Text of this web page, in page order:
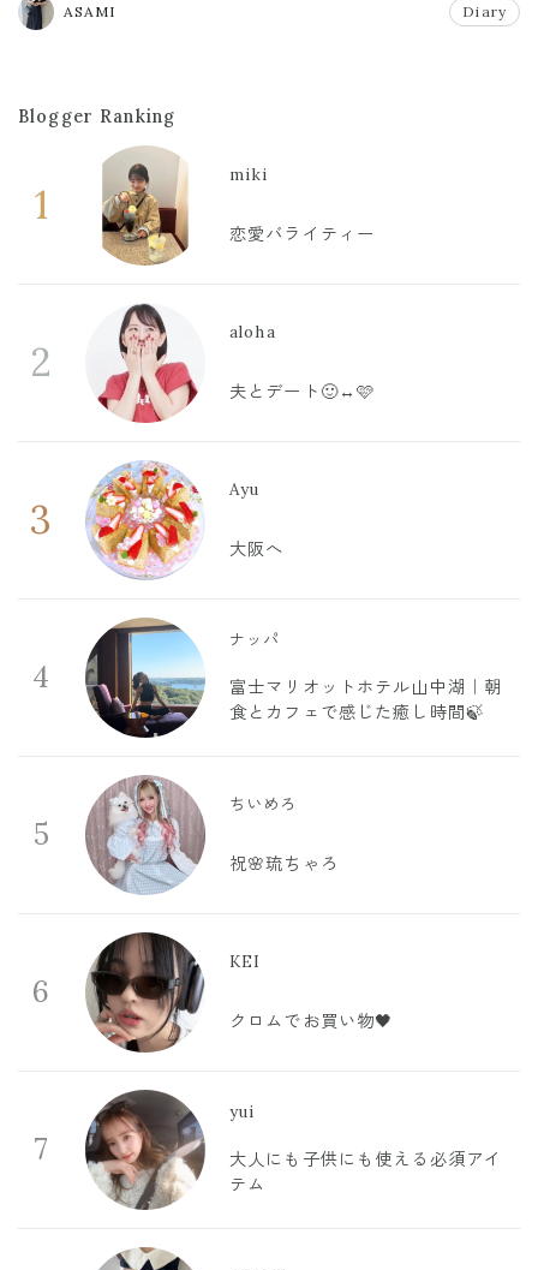
ASAMI Diary
Blogger Ranking
1
miki
恋愛バライティー
2
aloha
夫とデート🙂‍↔️🩷
3
Ayu
大阪へ
4
ナッパ
富士マリオットホテル山中湖｜朝
食とカフェで感じた癒し時間🍃
5
ちいめろ
祝🌸琉ちゃろ
6
KEI
クロムでお買い物🖤
7
yui
大人にも子供にも使える必須アイ
テム